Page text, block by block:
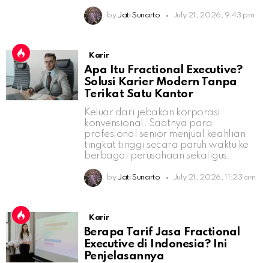
by Jati Sunarto July 21, 2026, 9:43 pm
Karir
Apa Itu Fractional Executive?
Solusi Karier Modern Tanpa
Terikat Satu Kantor
Keluar dari jebakan korporasi
konvensional. Saatnya para
profesional senior menjual keahlian
tingkat tinggi secara paruh waktu ke
berbagai perusahaan sekaligus.
by Jati Sunarto July 21, 2026, 11:23 am
Karir
Berapa Tarif Jasa Fractional
Executive di Indonesia? Ini
Penjelasannya